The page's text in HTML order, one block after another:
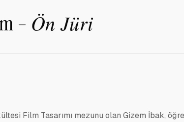
– Ön Jüri
Film Tasarımı mezunu olan Gizem İbak,